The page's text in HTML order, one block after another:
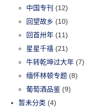
中国专刊 (12)
回望故乡 (10)
回首卅年 (11)
星星千禧 (21)
牛转乾坤过大年 (7)
缅怀林顿专题 (8)
葡萄酒品鉴 (9)
暂未分类 (4)